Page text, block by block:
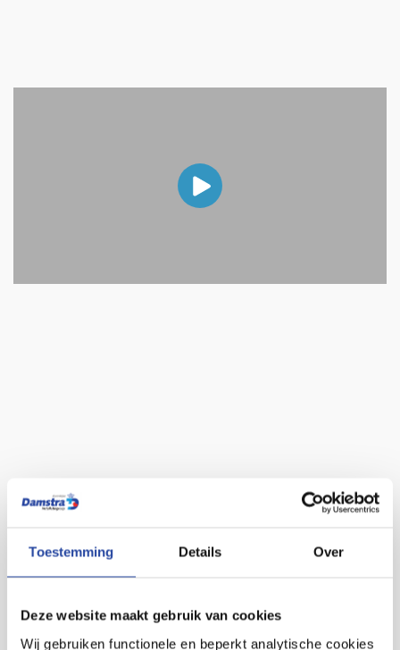
Toestemming Details Over
Deze website maakt gebruik van cookies
Wij gebruiken functionele en beperkt analytische cookies